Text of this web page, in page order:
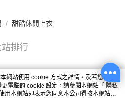
甜酷休閒上衣
站排行
網站使用 cookie 方式之詳情，及若您不希
電腦的 cookie 設定，請參閱本網站「 隱私
用本網站即表示您同意本公司得按本網站使